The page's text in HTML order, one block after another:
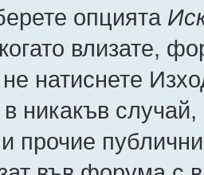
опцията
когато влизате,
натиснете
никакъв
прочие